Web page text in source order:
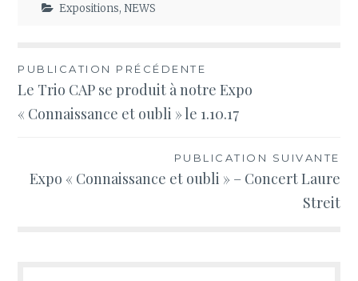
Expositions,NEWS
Navigation
de
PUBLICATION PRÉCÉDENTE
Le Trio CAP se produit à notre Expo
« Connaissance et oubli » le 1.10.17
PUBLICATION SUIVANTE
Expo « Connaissance et oubli » – Concert Laure
Streit